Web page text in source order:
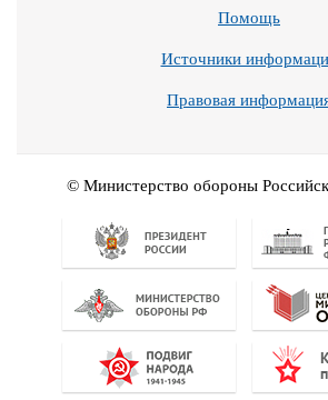
Помощь
Источники
Правовая
© Министерство обороны